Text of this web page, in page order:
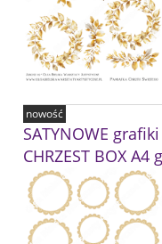
SATYNOWE
CHRZEST BOX
nowość